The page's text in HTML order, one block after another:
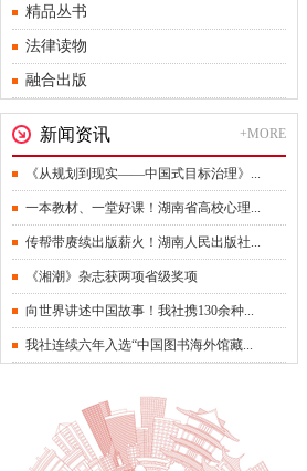
精品丛书
法律读物
融合出版
新闻资讯 +MORE
《从规划到现实——中国式目标治理》...
一本教材、一堂好课！湖南省高校心理...
传帮带赓续出版薪火！湖南人民出版社...
《湘潮》杂志获两项省级奖项
向世界讲述中国故事！我社携130余种...
我社连续六年入选“中国图书海外馆藏...